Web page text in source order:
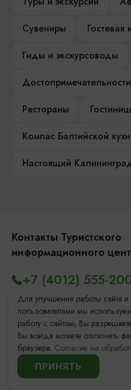
Сувениры
Гостевая
Гиды и экскурсоводы
Достопримечательности
Рестораны
Компас Балтийской
Настоящий
Контакты Туристского
информационного
Площадь Победы, 1
ул. Октябрьская, 2/3 Открыто
+7 (4012) 555-
8 (800) 200-55-39
info@visit-
Для улучшения работы сайта и
пользователями мы
работу с сайтом, Вы
Вы всегда можете отключить
браузера. Согласие на
ПРИНЯТЬ